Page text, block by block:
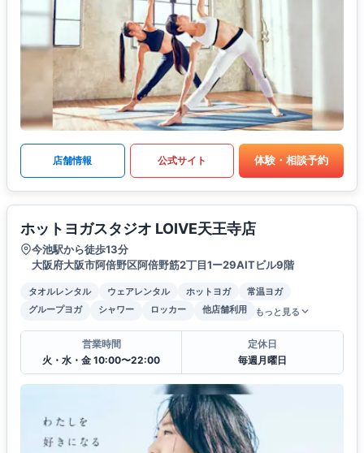
店舗情報 公式サイト 体験・相談予約
ホットヨガスタジオ LOIVE天王寺店
今池駅から徒歩13分
大阪府大阪市阿倍野区阿倍野筋2丁目1ー29AITビル9階
タオルレンタル ウェアレンタル ホットヨガ
常温ヨガ
グループヨガ
シャワー ロッカー 他店舗利用 もっと見る
営業時間
火・水・金 10:00〜22:00
定休日
毎週月曜日